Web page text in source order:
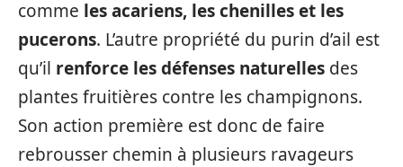
comme les acariens, les chenilles et les
pucerons. L’autre propriété du purin d’ail est
qu’il renforce les défenses naturelles des
plantes fruitières contre les champignons.
Son action première est donc de faire
rebrousser chemin à plusieurs ravageurs